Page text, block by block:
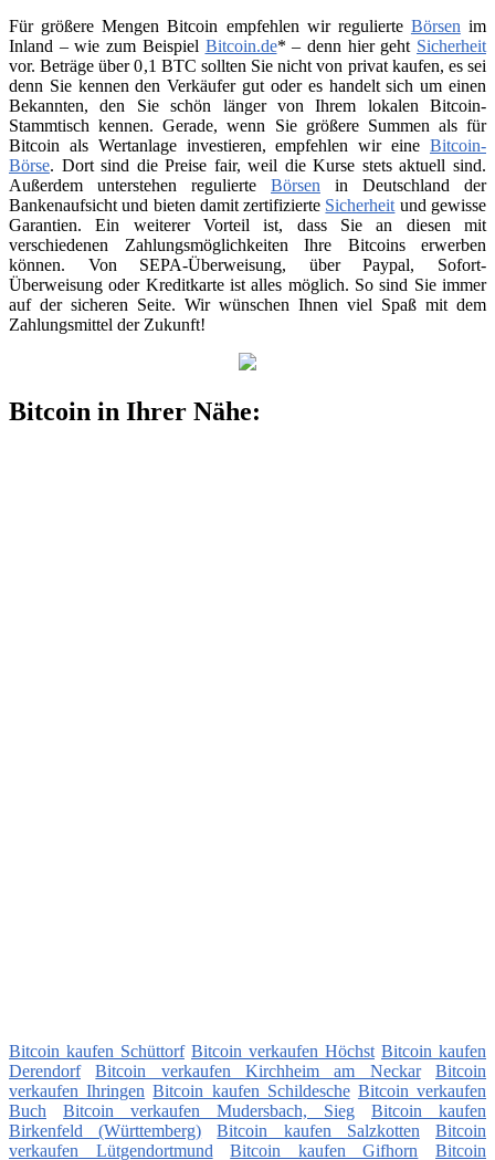
Für größere Mengen Bitcoin empfehlen wir regulierte Börsen im
Inland – wie zum Beispiel Bitcoin.de* – denn hier geht Sicherheit
vor. Beträge über 0,1 BTC sollten Sie nicht von privat kaufen, es sei
denn Sie kennen den Verkäufer gut oder es handelt sich um einen
Bekannten, den Sie schön länger von Ihrem lokalen Bitcoin-
Stammtisch kennen. Gerade, wenn Sie größere Summen als für
Bitcoin als Wertanlage investieren, empfehlen wir eine Bitcoin-
Börse. Dort sind die Preise fair, weil die Kurse stets aktuell sind.
Außerdem unterstehen regulierte Börsen in Deutschland der
Bankenaufsicht und bieten damit zertifizierte Sicherheit und gewisse
Garantien. Ein weiterer Vorteil ist, dass Sie an diesen mit
verschiedenen Zahlungsmöglichkeiten Ihre Bitcoins erwerben
können. Von SEPA-Überweisung, über Paypal, Sofort-
Überweisung oder Kreditkarte ist alles möglich. So sind Sie immer
auf der sicheren Seite. Wir wünschen Ihnen viel Spaß mit dem
Zahlungsmittel der Zukunft!
Bitcoin in Ihrer Nähe:
Bitcoin kaufen Schüttorf Bitcoin verkaufen Höchst Bitcoin kaufen
Derendorf
Bitcoin verkaufen Kirchheim am Neckar
Bitcoin
verkaufen Ihringen Bitcoin kaufen Schildesche Bitcoin verkaufen
Buch
Bitcoin verkaufen Mudersbach, Sieg
Bitcoin kaufen
Birkenfeld (Württemberg)
Bitcoin kaufen Salzkotten
Bitcoin
verkaufen Lütgendortmund
Bitcoin kaufen Gifhorn Bitcoin